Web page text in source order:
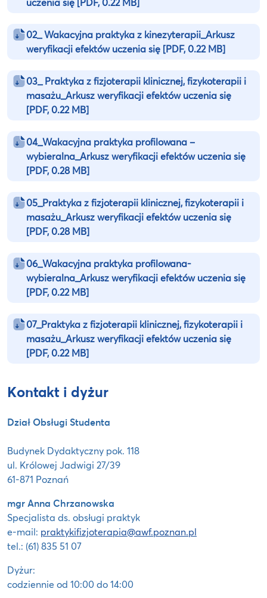
02_ Wakacyjna praktyka z kinezyterapii_Arkusz
weryfikacji efektów uczenia się [PDF, 0.22 MB]
03_ Praktyka z fizjoterapii klinicznej, fizykoterapii i
masażu_Arkusz weryfikacji efektów uczenia się
[PDF, 0.22 MB]
04_Wakacyjna praktyka profilowana –
wybieralna_Arkusz weryfikacji efektów uczenia się
[PDF, 0.28 MB]
05_Praktyka z fizjoterapii klinicznej, fizykoterapii i
masażu_Arkusz weryfikacji efektów uczenia się
[PDF, 0.28 MB]
06_Wakacyjna praktyka profilowana-
wybieralna_Arkusz weryfikacji efektów uczenia się
[PDF, 0.22 MB]
07_Praktyka z fizjoterapii klinicznej, fizykoterapii i
masażu_Arkusz weryfikacji efektów uczenia się
[PDF, 0.22 MB]
Kontakt i dyżur
Dział Obsługi Studenta
Budynek Dydaktyczny pok. 118
ul. Królowej Jadwigi 27/39
61-871 Poznań
mgr Anna Chrzanowska
Specjalista ds. obsługi praktyk
e-mail: praktykifizjoterapia@awf.poznan.pl
tel.: (61) 835 51 07
Dyżur:
codziennie od 10:00 do 14:00